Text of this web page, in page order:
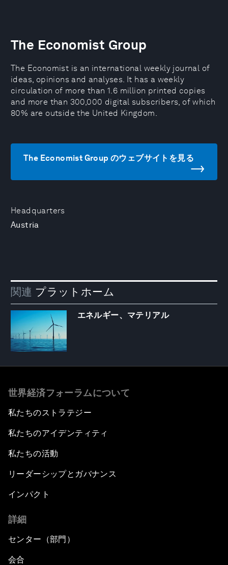
Headquarters
Austria
The Economist Group
The Economist is an international weekly journal of
ideas, opinions and analyses. It has a weekly
circulation of more than 1.6 million printed copies
and more than 300,000 digital subscribers, of which
80% are outside the United Kingdom.
The Economist Group のウェブサイトを見る
関連 プラットホーム
エネルギー、マテリアル
世界経済フォーラムについて
私たちのストラテジー
私たちのアイデンティティ
私たちの活動
リーダーシップとガバナンス
インパクト
詳細
センター（部門）
会合